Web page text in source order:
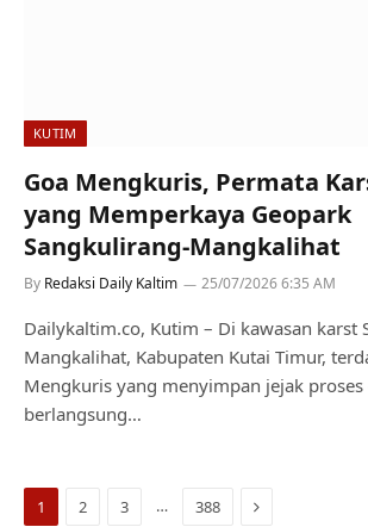
KUTIM
Goa Mengkuris, Permata
yang Memperkaya Geopark
Sangkulirang-Mangkalihat
By Redaksi Daily Kaltim 25/07/2026 6:35 AM
Dailykaltim.co, Kutim – Di kawasan karst
Mangkalihat, Kabupaten Kutai Timur,
Mengkuris yang menyimpan jejak
berlangsung…
1 2 3 … 388 Next